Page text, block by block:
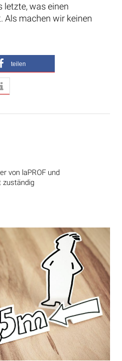
letzte, was einen
Als machen wir keinen
teilen
von laPROF und
zuständig